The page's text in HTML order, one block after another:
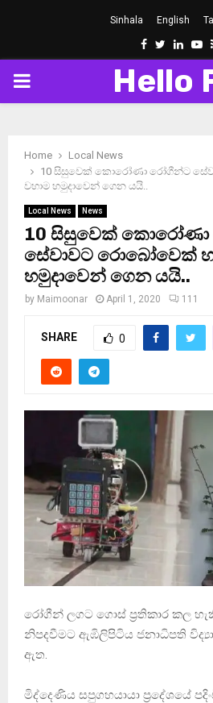
Sinhala English
Facebook
Twitter
PRIMARY
Hello
Home
Local News
10 සිසුවෙක් කොරෝණා රෝගීන්ට
වහාම හමුදාවෙන් ගෙන යයි..
Local News News
10 සිසුවෙක්
සේවාවට රොබෝවෙක්
හමුදාවෙන් ගෙන යයි..
by Maimoonar April 1, 2020 111
SHARE 0
රෝගීන් ලගට ගොස් ප්‍රතිකාර කල
නිපදවීමට ඇඹිලිපිටිය ජනාධිපති
ඇත.
මිද්දෙණිය සපුගහයායා ප්‍රදේශයේ